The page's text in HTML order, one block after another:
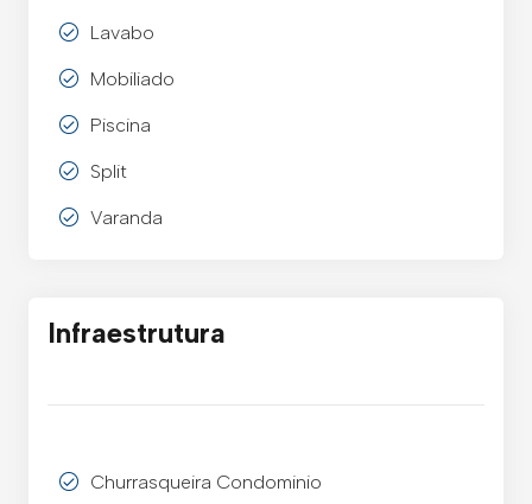
Lavabo
Mobiliado
Piscina
Split
Varanda
Infraestrutura
Churrasqueira Condominio